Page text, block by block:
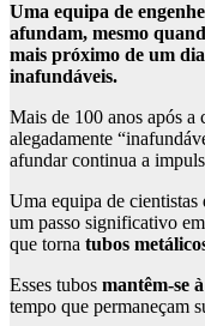
Uma equipa de
afundam, mesmo
mais próximo de um
inafundáveis.
Mais de 100 anos após a
alegadamente
afundar continua a
Uma equipa de
um passo significativo
que torna tubos
Esses tubos mantêm-se
tempo que permaneçam